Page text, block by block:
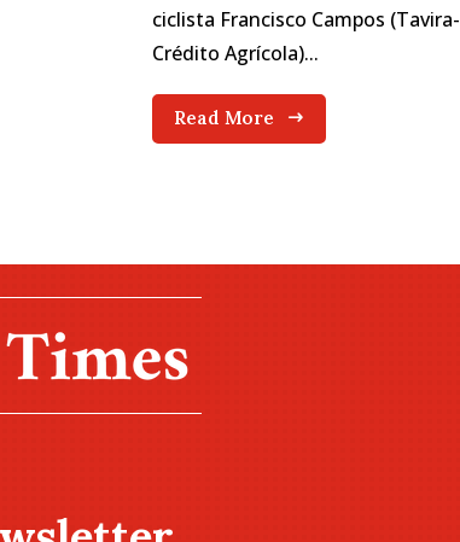
ciclista Francisco Campos (Tavira-
Crédito Agrícola)...
Read More